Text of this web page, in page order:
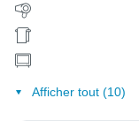
Afficher tout (10)